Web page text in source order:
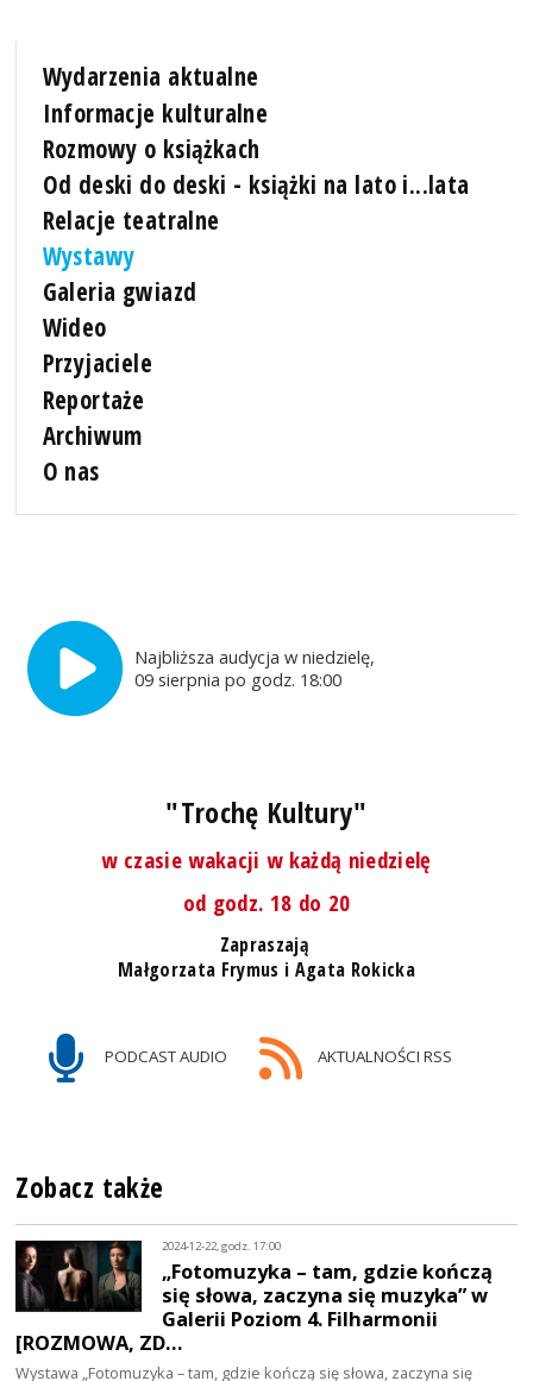
Wydarzenia aktualne
Informacje kulturalne
Rozmowy o książkach
Od deski do deski - książki na lato i...lata
Relacje teatralne
Wystawy
Galeria gwiazd
Wideo
Przyjaciele
Reportaże
Archiwum
O nas
Najbliższa audycja w niedzielę,
09 sierpnia po godz. 18:00
"Trochę Kultury"
w czasie wakacji w każdą niedzielę
od godz. 18 do 20
Zapraszają
Małgorzata Frymus i Agata Rokicka
PODCAST AUDIO AKTUALNOŚCI RSS
Zobacz także
2024-12-22, godz. 17:00
„Fotomuzyka – tam, gdzie kończą
się słowa, zaczyna się muzyka” w
Galerii Poziom 4. Filharmonii
[ROZMOWA, ZD…
Wystawa „Fotomuzyka – tam, gdzie kończą się słowa, zaczyna się